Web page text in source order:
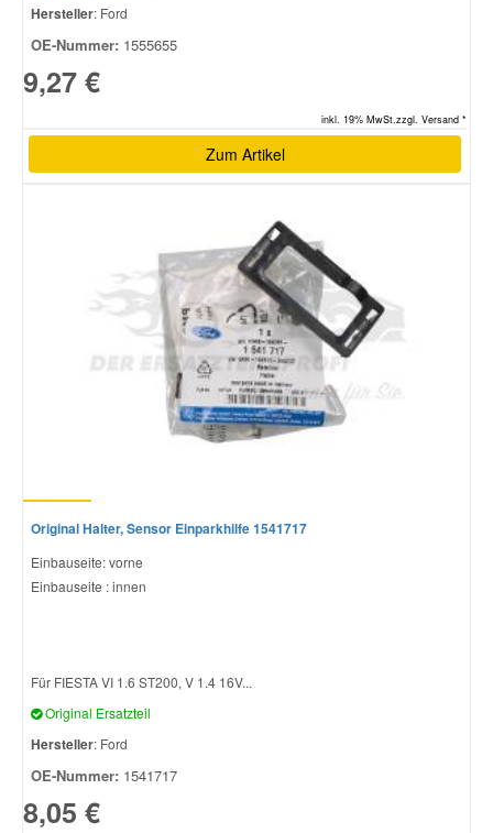
Hersteller: Ford
OE-Nummer: 1555655
9,27 €
inkl. 19% MwSt.zzgl. Versand *
Zum Artikel
Original Halter, Sensor Einparkhilfe 1541717
Einbauseite: vorne
Einbauseite : innen
Für FIESTA VI 1.6 ST200, V 1.4 16V...
Original Ersatzteil
Hersteller: Ford
OE-Nummer: 1541717
8,05 €